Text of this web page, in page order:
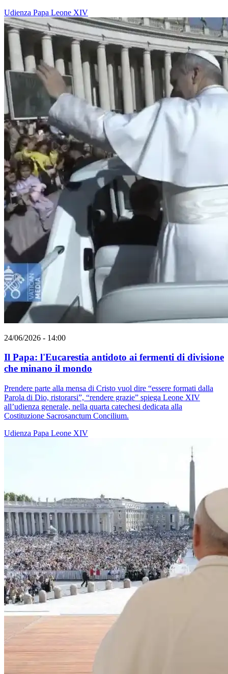
Udienza Papa Leone XIV
24/06/2026 - 14:00
Il Papa: l'Eucarestia antidoto ai fermenti di divisione
che minano il mondo
Prendere parte alla mensa di Cristo vuol dire “essere formati dalla
Parola di Dio, ristorarsi”, “rendere grazie” spiega Leone XIV
all’udienza generale, nella quarta catechesi dedicata alla
Costituzione Sacrosanctum Concilium.
Udienza Papa Leone XIV